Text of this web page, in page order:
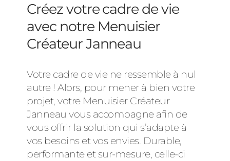
Créez votre cadre de vie
avec notre Menuisier
Créateur Janneau
Votre cadre de vie ne ressemble à nul
autre ! Alors, pour mener à bien votre
projet, votre Menuisier Créateur
Janneau vous accompagne afin de
vous offrir la solution qui s’adapte à
vos besoins et vos envies. Durable,
performante et sur-mesure, celle-ci